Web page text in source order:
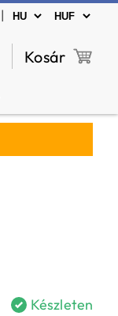
|
Kosár
Készleten